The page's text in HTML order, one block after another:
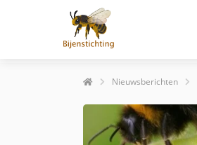
Nieuwsberichten